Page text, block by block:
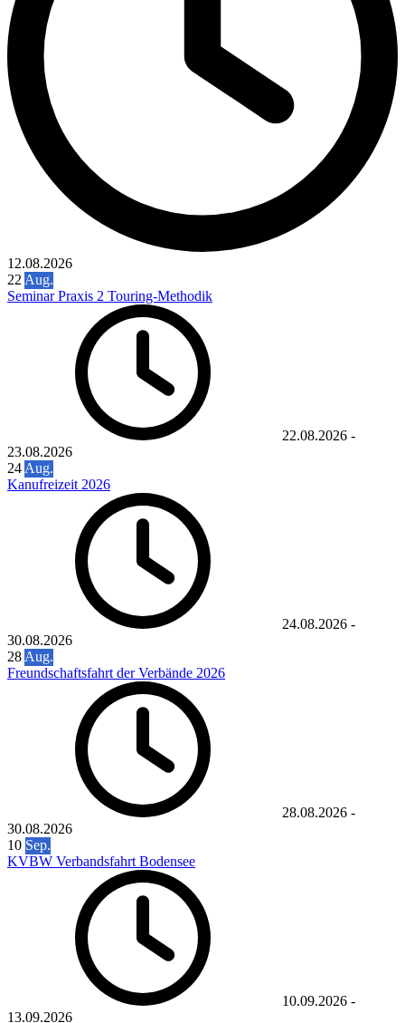
12.08.2026
22 Aug.
Seminar Praxis 2 Touring-Methodik
22.08.2026 -
23.08.2026
24 Aug.
Kanufreizeit 2026
24.08.2026 -
30.08.2026
28 Aug.
Freundschaftsfahrt der Verbände 2026
28.08.2026 -
30.08.2026
10 Sep.
KVBW Verbandsfahrt Bodensee
10.09.2026 -
13.09.2026